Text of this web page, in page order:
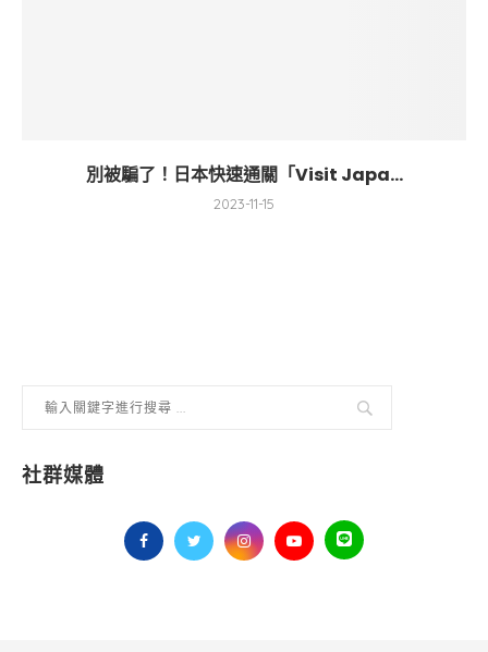
別被騙了！日本快速通關「Visit Japa...
2023-11-15
社群媒體